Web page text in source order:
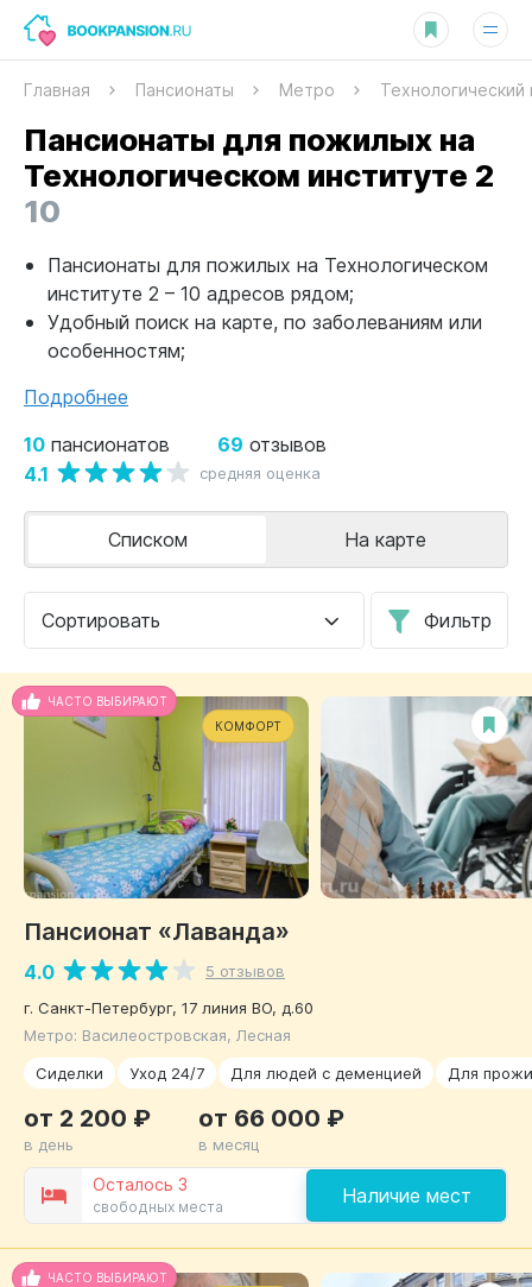
Главная Пансионаты Метро Технологический
Пансионаты для пожилых на
Технологическом институте 2
10
Пансионаты для пожилых на Технологическом
институте 2 – 10 адресов рядом;
Удобный поиск на карте, по заболеваниям или
особенностям;
Подробнее
10 пансионатов 69 отзывов
4.1 средняя оценка
Сортировать Фильтр
Списком На карте
ЧАСТО ВЫБИРАЮТ
КОМФОРТ
Пансионат «Лаванда»
4.0
5 отзывов
г. Санкт-Петербург, 17 линия ВО, д.60
Метро: Василеостровская, Лесная
Сиделки
Уход 24/7 Для людей с деменцией Для
Осталось 3
свободных места Наличие мест
от 2 200 ₽
в день
от 66 000 ₽
в месяц
ЧАСТО ВЫБИРАЮТ